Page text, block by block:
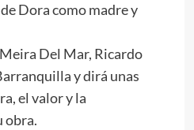
Dora como madre y
Del Mar, Ricardo
y dirá unas
el valor y la
obra.